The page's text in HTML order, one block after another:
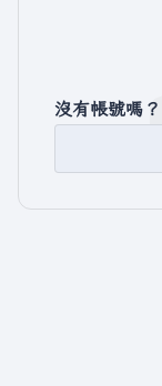
沒有帳號嗎？